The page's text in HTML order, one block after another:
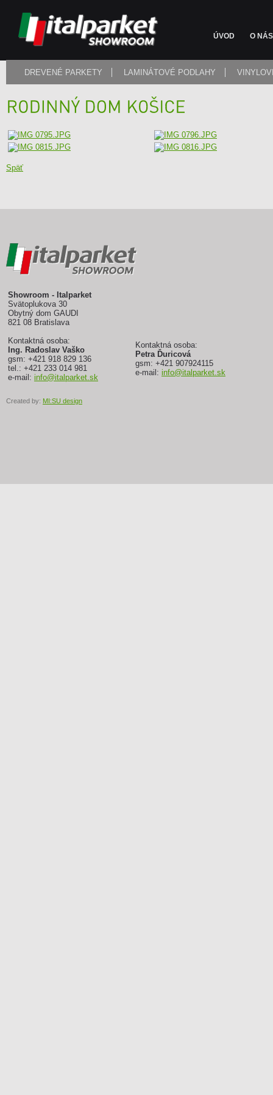
ÚVOD O NÁS
DREVENÉ PARKETY LAMINÁTOVÉ PODLAHY
Späť
Showroom - Italparket
Svätoplukova 30
Obytný dom GAUDI
821 08 Bratislava
Kontaktná osoba:
Ing. Radoslav Vaško
gsm: +421 918 829 136
tel.: +421 233 014 981
e-mail: info@italparket.sk
Kontaktná osoba:
Petra Ďuricová
gsm: +421 907924115
e-mail: info@italparket.sk
Created by: MI:SU design